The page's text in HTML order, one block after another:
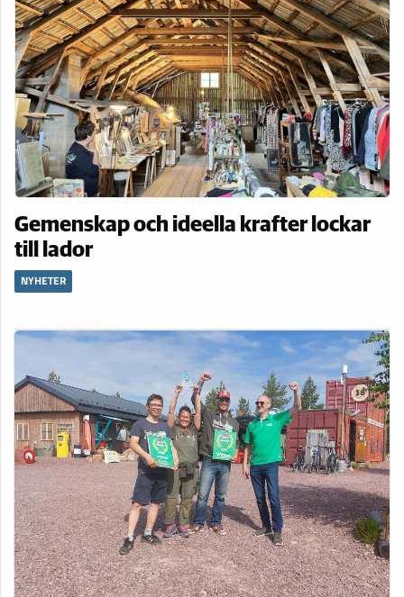
Gemenskap och ideella krafter lockar
till lador
NYHETER